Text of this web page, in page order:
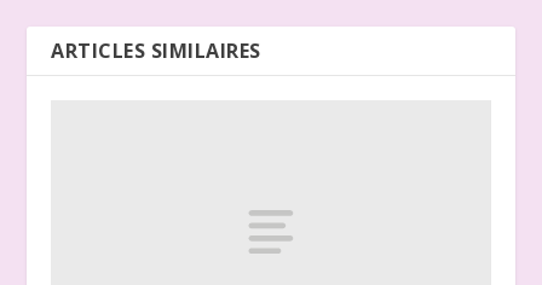
ARTICLES SIMILAIRES